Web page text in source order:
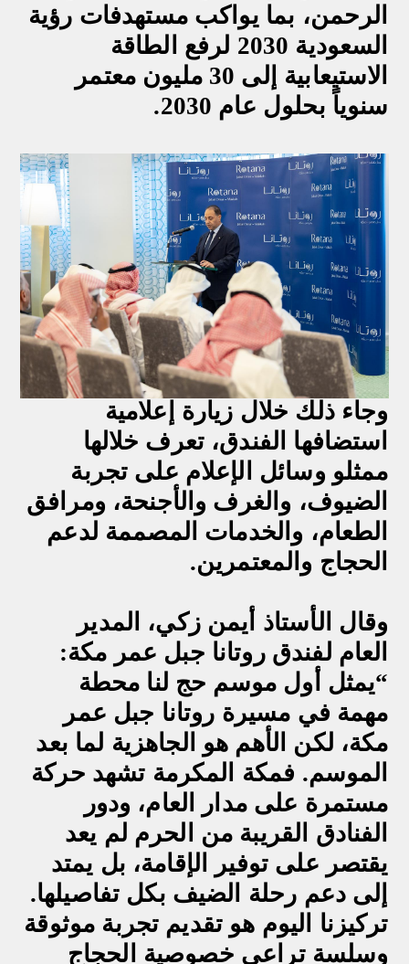
الرحمن، بما يواكب مستهدفات رؤية
السعودية 2030 لرفع الطاقة
الاستيعابية إلى 30 مليون معتمر
سنوياً بحلول عام 2030
.
وجاء ذلك خلال زيارة إعلامية
استضافها الفندق، تعرف خلالها
ممثلو وسائل الإعلام على تجربة
الضيوف، والغرف والأجنحة، ومرافق
الطعام، والخدمات المصممة لدعم
الحجاج والمعتمرين.
وقال الأستاذ أيمن زكي، المدير
العام لفندق روتانا جبل عمر مكة:
“يمثل أول موسم حج لنا محطة
مهمة في مسيرة روتانا جبل عمر
مكة، لكن الأهم هو الجاهزية لما بعد
الموسم. فمكة المكرمة تشهد حركة
مستمرة على مدار العام، ودور
الفنادق القريبة من الحرم لم يعد
يقتصر على توفير الإقامة، بل يمتد
إلى دعم رحلة الضيف بكل تفاصيلها.
تركيزنا اليوم هو تقديم تجربة موثوقة
وسلسة تراعي خصوصية الحجاج